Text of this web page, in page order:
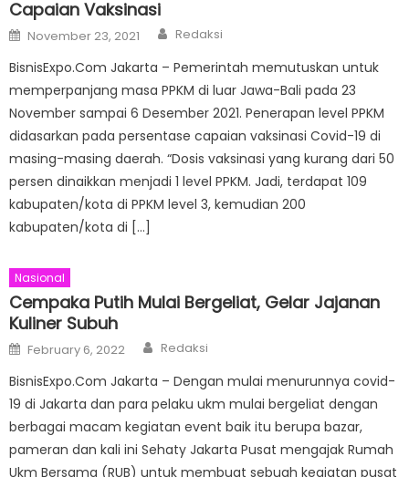
Capaian Vaksinasi
Posted
on
November 23, 2021 Author
Redaksi
BisnisExpo.Com Jakarta – Pemerintah memutuskan untuk
memperpanjang masa PPKM di luar Jawa-Bali pada 23
November sampai 6 Desember 2021. Penerapan level PPKM
didasarkan pada persentase capaian vaksinasi Covid-19 di
masing-masing daerah. “Dosis vaksinasi yang kurang dari 50
persen dinaikkan menjadi 1 level PPKM. Jadi, terdapat 109
kabupaten/kota di PPKM level 3, kemudian 200
kabupaten/kota di […]
Nasional
Cempaka Putih Mulai Bergeliat, Gelar Jajanan
Kuliner Subuh
Posted
on
February 6, 2022 Author
Redaksi
BisnisExpo.Com Jakarta – Dengan mulai menurunnya covid-
19 di Jakarta dan para pelaku ukm mulai bergeliat dengan
berbagai macam kegiatan event baik itu berupa bazar,
pameran dan kali ini Sehaty Jakarta Pusat mengajak Rumah
Ukm Bersama (RUB) untuk membuat sebuah kegiatan pusat